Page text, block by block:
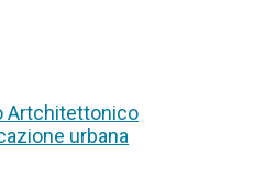
Artchitettonico
urbana